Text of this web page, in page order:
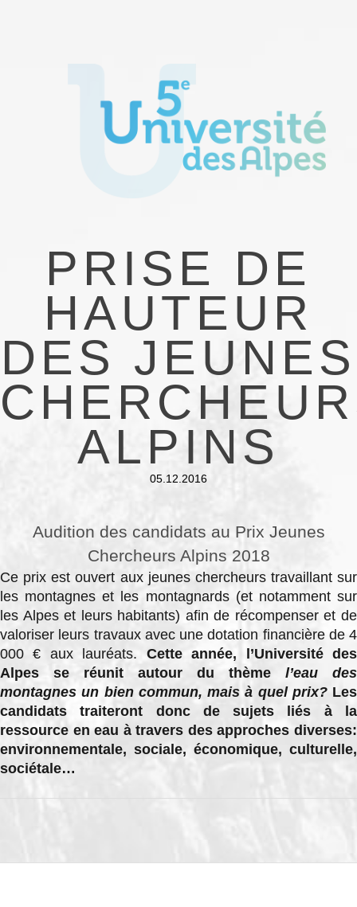
PRISE DE
HAUTEUR
DES JEUNES
ALPINS
05.12.2016
Audition des candidats au Prix Jeunes
Chercheurs Alpins 2018
Ce prix est ouvert aux jeunes chercheurs travaillant sur
les montagnes et les montagnards (et notamment sur
les Alpes et leurs habitants) afin de récompenser et de
valoriser leurs travaux avec une dotation financière de 4
000 € aux lauréats. Cette année, l’Université des
Alpes se réunit autour du thème l’eau des
montagnes un bien commun, mais à quel prix?Les
candidats traiteront donc de sujets liés à la
ressource en eau à travers des approches diverses:
environnementale, sociale, économique, culturelle,
sociétale…